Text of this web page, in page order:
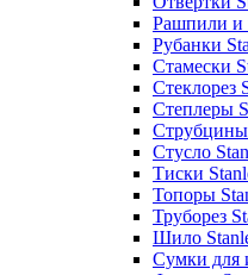
Рашпили и
Рубанки
Стамески
Стеклорез
Степлеры
Струбцины
Стусло
Тиски
Топоры
Труборез
Шило
Сумки для